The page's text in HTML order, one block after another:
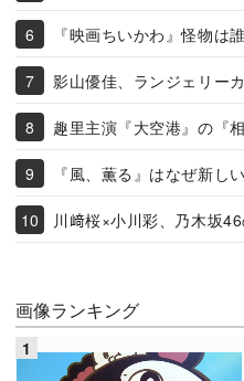
『映画ちいかわ』怪物は
影山優佳、ランジェリー
趣里主演『大空港』の『
『風、薫る』はなぜ新し
川﨑桜×小川彩、乃木坂
画像ランキング